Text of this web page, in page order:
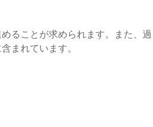
ることが求められます。また、過
まれています。